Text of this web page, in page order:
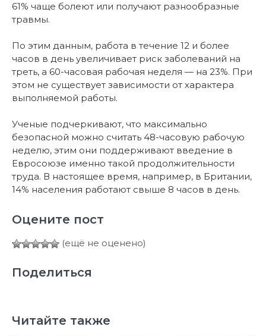
61% чаще болеют или получают разнообразные
травмы.
По этим данным, работа в течение 12 и более
часов в день увеличивает риск заболеваний на
треть, а 60-часовая рабочая неделя — на 23%. При
этом не существует зависимости от характера
выполняемой работы.
Ученые подчеркивают, что максимально
безопасной можно считать 48-часовую рабочую
неделю, этим они поддерживают введение в
Евросоюзе именно такой продолжительности
труда. В настоящее время, например, в Британии,
14% населения работают свыше 8 часов в день.
Оцените пост
(ещё не оценено)
Поделиться
Читайте также